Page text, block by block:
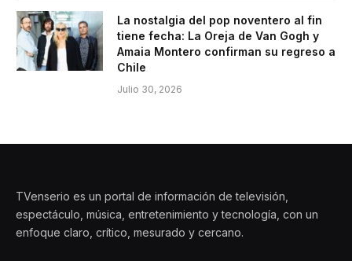
La nostalgia del pop noventero al fin
tiene fecha: La Oreja de Van Gogh y
Amaia Montero confirman su regreso a
Chile
Julio 30, 2026
TVenserio es un portal de información de televisión,
espectáculo, música, entretenimiento y tecnología, con un
enfoque claro, crítico, mesurado y cercano.